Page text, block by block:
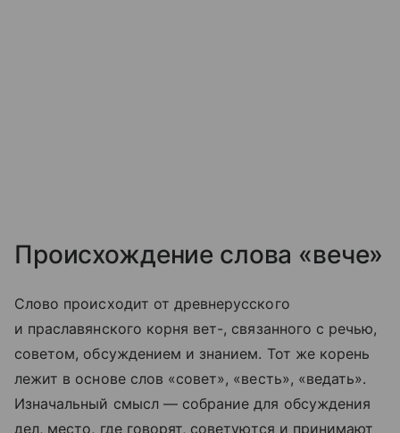
Происхождение слова «вече»
Слово происходит от древнерусского
и праславянского корня вет-, связанного с речью,
советом, обсуждением и знанием. Тот же корень
лежит в основе слов «совет», «весть», «ведать».
Изначальный смысл — собрание для обсуждения
дел, место, где говорят, советуются и принимают